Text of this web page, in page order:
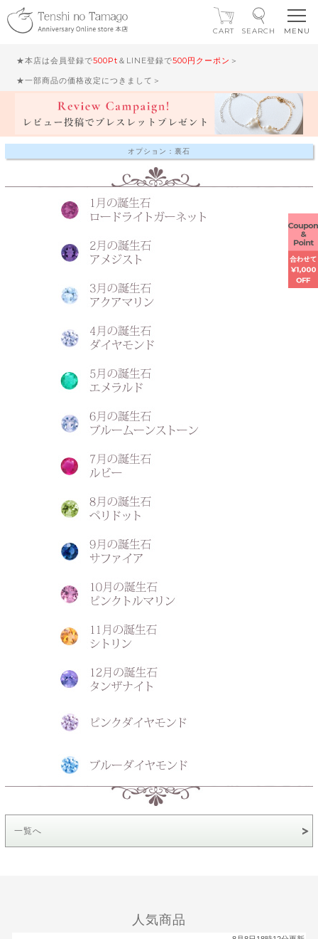
★本店は会員登録で500Pt ＆LINE登録で500円クーポン ＞
★一部商品の価格改定につきまして＞
CART SEARCH
オプション：裏石
一覧へ
人気商品